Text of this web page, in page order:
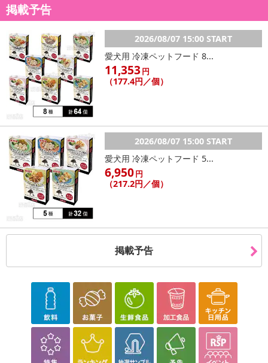
※予約商品は決済手段ごとに定められた決済期限日にお支払いを完
了することがございます。ご了承いただいたうえでお申し込みくだ
さい。
【配送伝票番号について】
※配送形態がメール便の商品については、商品の発送完了後、配送
伝票番号がマイページに表示されない場合もございます。
【配送日時の指定について】
※配送日時の指定が可能な商品の場合、商品によってご指定できる
配送日、配送時間が異なる可能性がございます。
カート機能をご利用の場合は、配送日時指定をご利用いただけませ
ん。
発送日カレンダー
掲載予告
2026/08/07 15:00 START
愛犬用 冷凍ペットフード 8...
11,353円
（177.4円／個）
2026/08/07 15:00 START
愛犬用 冷凍ペットフード 5...
6,950円
（217.2円／個）
掲載予告